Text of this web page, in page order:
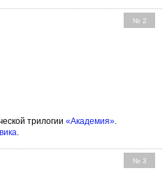
№ 2
трилогии «Академия»
№ 3